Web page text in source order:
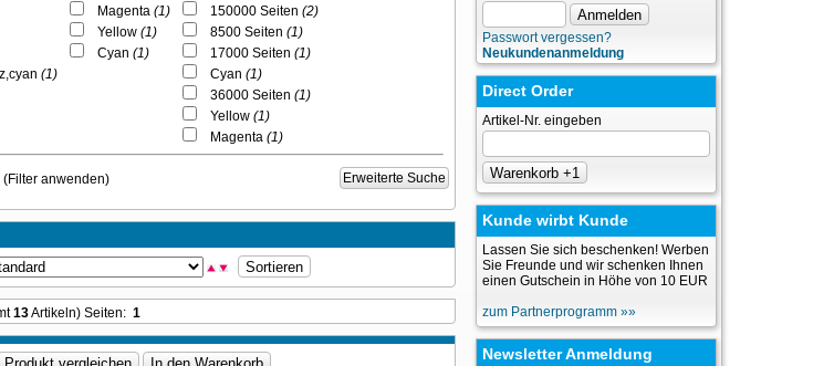
(1)
Magenta (1)
Yellow (1)
Cyan (1)
150000 Seiten (2)
8500 Seiten (1)
17000 Seiten (1)
Cyan (1)
36000 Seiten (1)
Yellow (1)
Magenta (1)
Erweiterte Suche
(Filter anwenden)
13Artikeln) Seiten: 1
Passwort vergessen?
Neukundenanmeldung
Direct Order
Artikel-Nr. eingeben
Kunde wirbt Kunde
Lassen Sie sich beschenken! Werben
Sie Freunde und wir schenken Ihnen
einen Gutschein in Höhe von 10 EUR
zum Partnerprogramm »»
Newsletter Anmeldung